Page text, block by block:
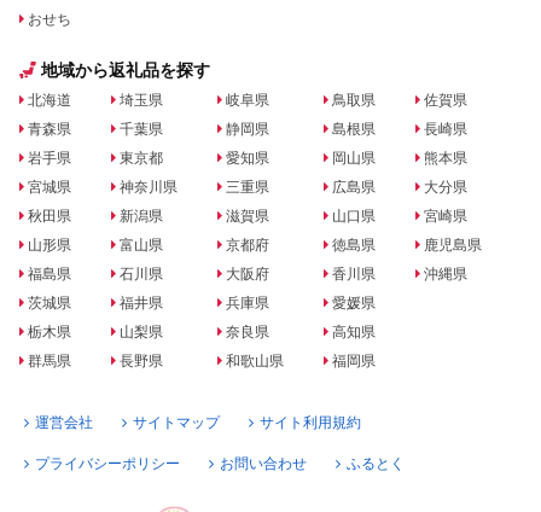
おせち
地域から返礼品を探す
北海道
青森県
岩手県
宮城県
秋田県
山形県
福島県
茨城県
栃木県
群馬県
埼玉県
千葉県
東京都
神奈川県
新潟県
富山県
石川県
福井県
山梨県
長野県
岐阜県
静岡県
愛知県
三重県
滋賀県
京都府
大阪府
兵庫県
奈良県
和歌山県
鳥取県
島根県
岡山県
広島県
山口県
徳島県
香川県
愛媛県
高知県
福岡県
佐賀県
長崎県
熊本県
大分県
宮崎県
鹿児島県
沖縄県
運営会社 サイトマップ サイト利用規約
プライバシーポリシー お問い合わせ ふるとく